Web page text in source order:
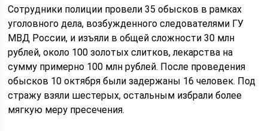
Сотрудники полиции провели 35 обысков в рамках
уголовного дела, возбужденного следователями ГУ
МВД России, и изъяли в общей сложности 30 млн
рублей, около 100 золотых слитков, лекарства на
сумму примерно 100 млн рублей. После проведения
обысков 10 октября были задержаны 16 человек. Под
стражу взяли шестерых, остальным избрали более
мягкую меру пресечения.